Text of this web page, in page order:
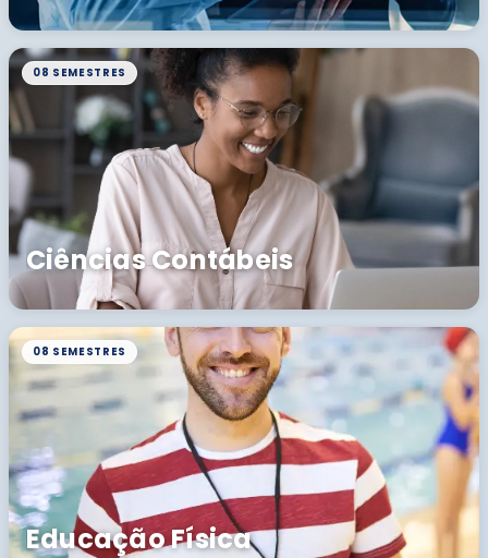
08 SEMESTRES
Ciências Contábeis
08 SEMESTRES
Educação Física